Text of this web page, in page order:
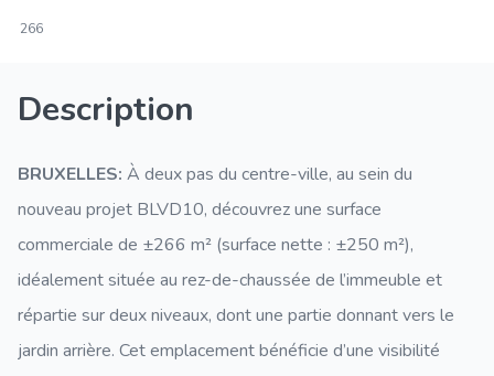
266
Description
BRUXELLES: À deux pas du centre-ville, au sein du
nouveau projet BLVD10, découvrez une surface
commerciale de ±266 m² (surface nette : ±250 m²),
idéalement située au rez-de-chaussée de l’immeuble et
répartie sur deux niveaux, dont une partie donnant vers le
jardin arrière. Cet emplacement bénéficie d’une visibilité